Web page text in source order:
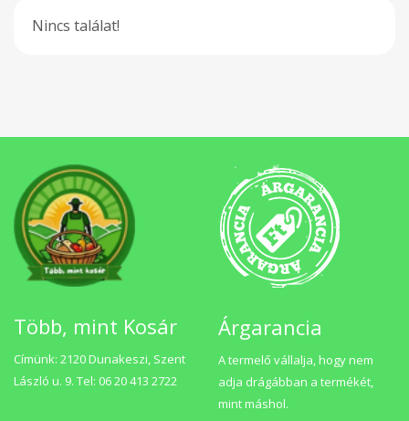
Nincs találat!
Több, mint Kosár
Címünk: 2120 Dunakeszi, Szent
László u. 9. Tel: 06 20 413 2722
Árgarancia
A termelő vállalja, hogy nem
adja drágábban a termékét,
mint máshol.